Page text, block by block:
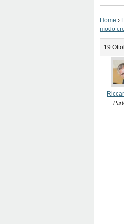
Home ›
modo
19